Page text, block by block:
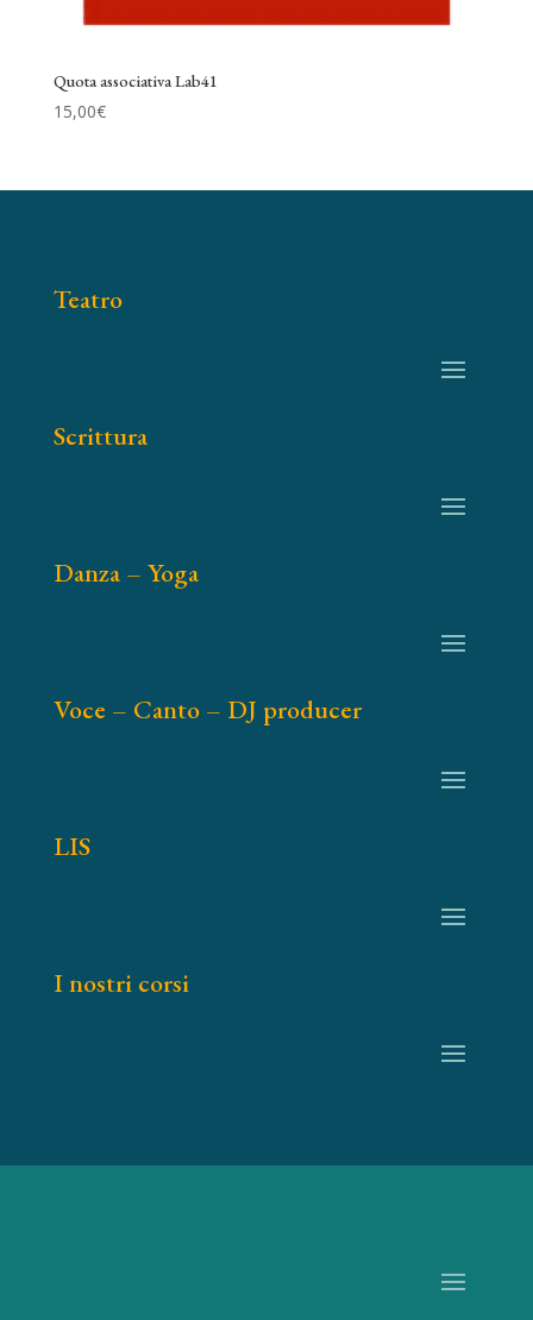
Quota associativa Lab41
15,00€
Teatro
Scrittura
Danza – Yoga
Voce – Canto – DJ producer
LIS
I nostri corsi